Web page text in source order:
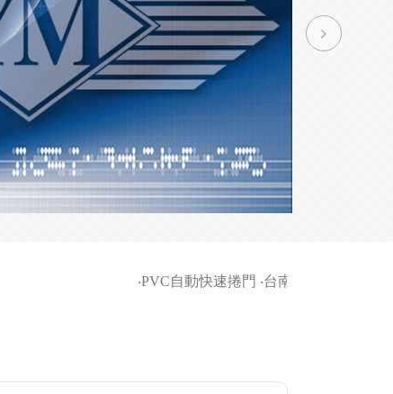

PVC自動快速捲門‧台南家商-柵欄機等車